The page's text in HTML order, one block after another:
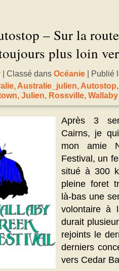
– Sur la
plus loin
| Classé dans Océanie | Publié
, Australie_julien, Autostop
, Julien, Rossville,
Après 3
Cairns, je
mon amie
Festival, un
situé à 300
pleine foret
là-bas une
volontaire à
durait
rejoints le
derniers
vers Cedar